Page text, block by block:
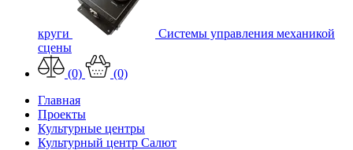
круги
Системы управления механикой
сцены
(0)
(0)
Главная
Проекты
Культурные центры
Культурный центр Салют